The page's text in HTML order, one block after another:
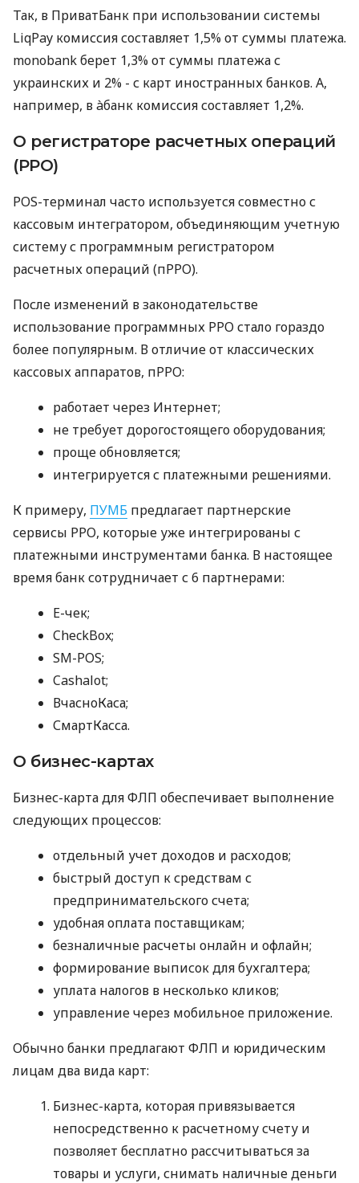
Так, в ПриватБанк при использовании системы
LiqPay комиссия составляет 1,5% от суммы платежа.
monobank берет 1,3% от суммы платежа с
украинских и 2% - с карт иностранных банков. А,
например, в àбанк комиссия составляет 1,2%.
О регистраторе расчетных операций
(РРО)
POS-терминал часто используется совместно с
кассовым интегратором, объединяющим учетную
систему с программным регистратором
расчетных операций (пРРО).
После изменений в законодательстве
использование программных РРО стало гораздо
более популярным. В отличие от классических
кассовых аппаратов, пРРО:
работает через Интернет;
не требует дорогостоящего оборудования;
проще обновляется;
интегрируется с платежными решениями.
К примеру, ПУМБ предлагает партнерские
сервисы РРО, которые уже интегрированы с
платежными инструментами банка. В настоящее
время банк сотрудничает с 6 партнерами:
E-чек;
CheckBox;
SM-POS;
Cashalot;
ВчасноКаса;
СмартКасса.
О бизнес-картах
Бизнес-карта для ФЛП обеспечивает выполнение
следующих процессов:
отдельный учет доходов и расходов;
быстрый доступ к средствам с
предпринимательского счета;
удобная оплата поставщикам;
безналичные расчеты онлайн и офлайн;
формирование выписок для бухгалтера;
уплата налогов в несколько кликов;
управление через мобильное приложение.
Обычно банки предлагают ФЛП и юридическим
лицам два вида карт:
Бизнес-карта, которая привязывается
непосредственно к расчетному счету и
позволяет бесплатно рассчитываться за
товары и услуги, снимать наличные деньги